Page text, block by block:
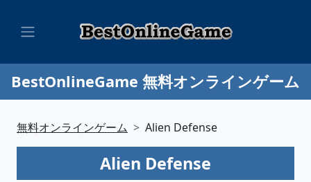
BestOnlineGame 無料オンラインゲーム
無料オンラインゲーム Alien Defense
Alien Defense